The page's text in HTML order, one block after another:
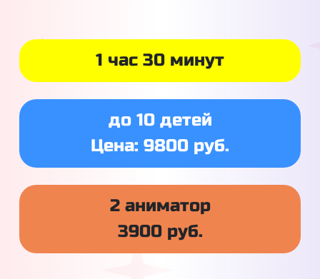
1 час 30 минут
до 10 детей
Цена: 9800 руб.
2 аниматор
3900 руб.